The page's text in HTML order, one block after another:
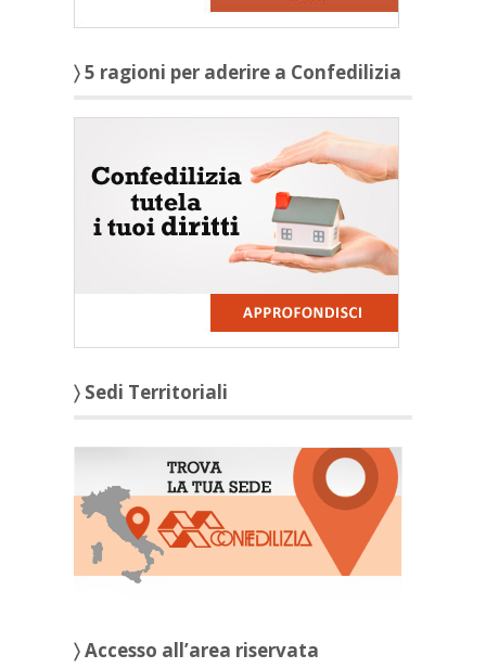
〉 5 ragioni per aderire a Confedilizia
〉 Sedi Territoriali
〉 Accesso all’area riservata